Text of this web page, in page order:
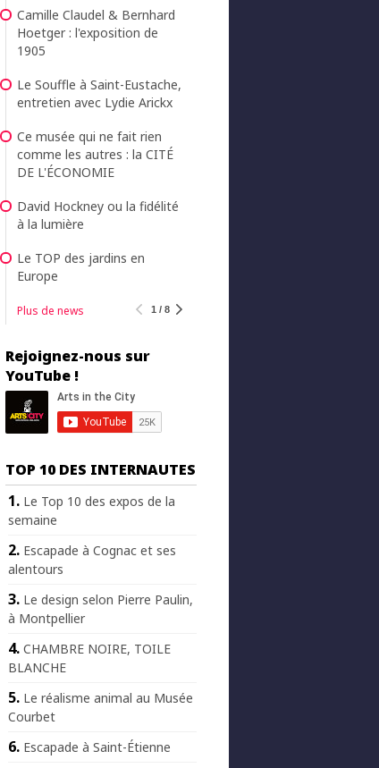
Camille Claudel & Bernhard
Hoetger : l'exposition de
1905
Le Souffle à Saint-Eustache,
entretien avec Lydie Arickx
Ce musée qui ne fait rien
comme les autres : la CITÉ
DE L'ÉCONOMIE
David Hockney ou la fidélité
à la lumière
Le TOP des jardins en
Europe
Plus de news 1 / 8
Rejoignez-nous sur
YouTube !
TOP 10 DES INTERNAUTES
Le Top 10 des expos de la
semaine
Escapade à Cognac et ses
alentours
Le design selon Pierre Paulin,
à Montpellier
CHAMBRE NOIRE, TOILE
BLANCHE
Le réalisme animal au Musée
Courbet
Escapade à Saint-Étienne